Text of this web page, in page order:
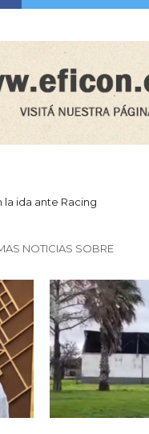
ida ante Racing
NOTICIAS SOBRE